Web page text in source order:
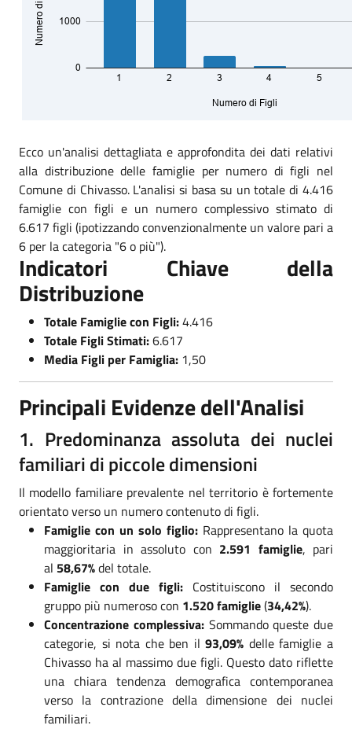
Ecco un'analisi dettagliata e approfondita dei dati relativi
alla distribuzione delle famiglie per numero di figli nel
Comune di Chivasso. L'analisi si basa su un totale di 4.416
famiglie con figli e un numero complessivo stimato di
6.617 figli (ipotizzando convenzionalmente un valore pari a
6 per la categoria "6 o più").
Indicatori Chiave della
Distribuzione
Totale Famiglie con Figli:4.416
Totale Figli Stimati:6.617
Media Figli per Famiglia: 1,50
Principali Evidenze dell'Analisi
1. Predominanza assoluta dei nuclei
familiari di piccole dimensioni
Il modello familiare prevalente nel territorio è fortemente
orientato verso un numero contenuto di figli.
Famiglie con un solo figlio: Rappresentano la quota
maggioritaria in assoluto con 2.591 famiglie, pari
al 58,67%del totale.
Famiglie con due figli: Costituiscono il secondo
gruppo più numeroso con 1.520 famiglie(34,42%).
Concentrazione complessiva:Sommando queste due
categorie, si nota che ben il93,09% delle famiglie a
Chivasso ha al massimo due figli. Questo dato riflette
una chiara tendenza demografica contemporanea
verso la contrazione della dimensione dei nuclei
familiari.